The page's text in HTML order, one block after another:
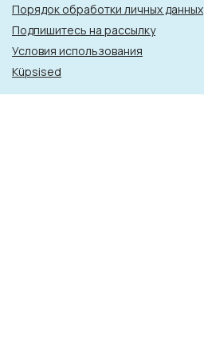
Порядок обработки личных данных
Подпишитесь на рассылку
Условия использования
Küpsised